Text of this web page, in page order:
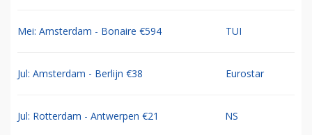
Mei: Amsterdam - Bonaire €594 TUI
Jul: Amsterdam - Berlijn €38 Eurostar
Jul: Rotterdam - Antwerpen €21 NS